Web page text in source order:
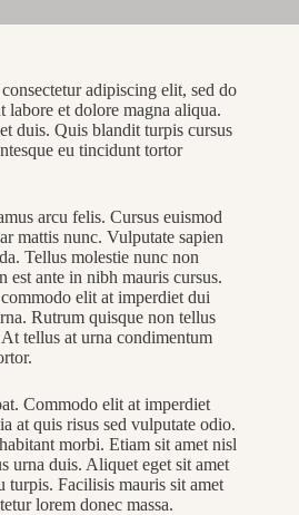
adipiscing elit, sed do
et dolore magna aliqua.
duis. Quis blandit turpis cursus
eu tincidunt tortor
arcu felis. Cursus euismod
mattis nunc. Vulputate sapien
Tellus molestie nunc non
est ante in nibh mauris cursus.
elit at imperdiet dui
Rutrum quisque non tellus
tellus at urna condimentum
Commodo elit at imperdiet
at quis risus sed vulputate odio.
morbi. Etiam sit amet nisl
urna duis. Aliquet eget sit amet
turpis. Facilisis mauris sit amet
lorem donec massa.